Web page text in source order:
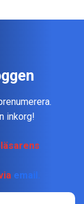
inkorg!
email.